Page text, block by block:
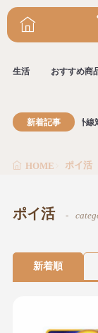
生活 おすすめ商
新着記事
焼け止め以外の紫外線
HOME ポイ活
ポイ活
新着順